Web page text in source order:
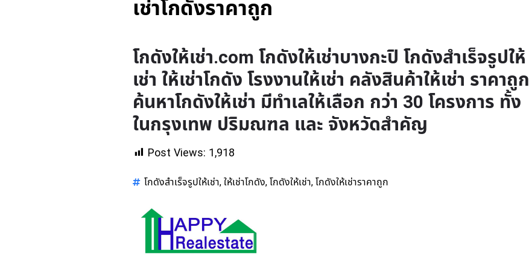
เช่าโกดังราคาถูก
โกดังให้เช่า.com โกดังให้เช่าบางกะปิ โกดังสำเร็จรูปให้
เช่า ให้เช่าโกดัง โรงงานให้เช่า คลังสินค้าให้เช่า ราคาถูก
ค้นหาโกดังให้เช่า มีทำเลให้เลือก กว่า 30 โครงการ ทั้ง
ในกรุงเทพ ปริมณฑล และ จังหวัดสำคัญ
Post Views: 1,918
โกดังสำเร็จรูปให้เช่า, ให้เช่าโกดัง, โกดังให้เช่า, โกดังให้เช่าราคาถูก